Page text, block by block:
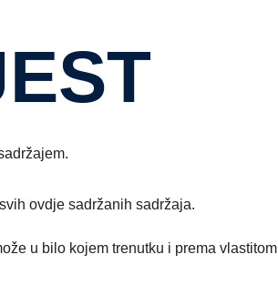
ovdje sadržanih sadržaja.
u bilo kojem trenutku i prema vlastitom